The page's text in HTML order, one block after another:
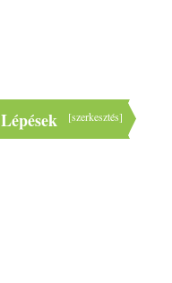
[szerkesztés]
Lépések